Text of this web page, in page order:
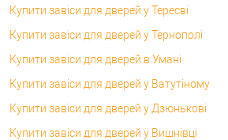
Купити завіси для дверей у Тересві
Купити завіси для дверей у Тернополі
Купити завіси для дверей в Умані
Купити завіси для дверей у Ватутіному
Купити завіси для дверей у Дзюнькові
Купити завіси для дверей у Вишнівці